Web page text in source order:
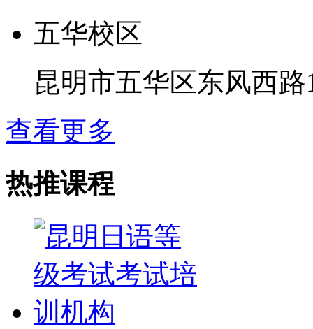
五华校区
昆明市五华区东风西
查看更多
热推课程